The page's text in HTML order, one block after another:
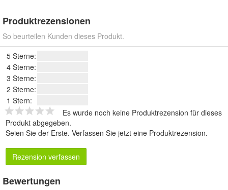
Produktrezensionen
So beurteilen Kunden dieses Produkt.
5 Sterne:
4 Sterne:
3 Sterne:
2 Sterne:
1 Stern:
Es wurde noch keine Produktrezension für dieses
Produkt abgegeben.
Seien Sie der Erste. Verfassen Sie jetzt eine Produktrezension.
Rezension verfassen
Bewertungen